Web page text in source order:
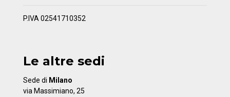
P.IVA 02541710352
Le altre sedi
Sede di Milano
via Massimiano, 25